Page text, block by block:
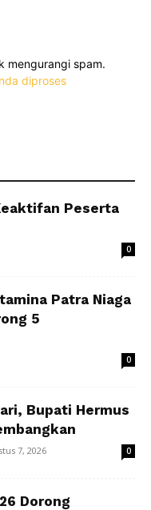
mengurangi spam.
diproses
Peserta
0
Patra Niaga
5
0
Bupati Hermus
7, 2026 0
Dorong